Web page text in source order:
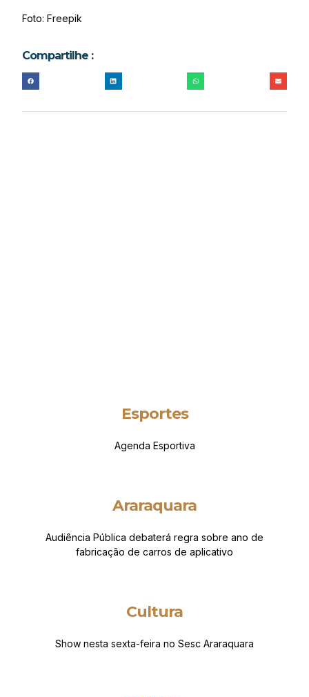
Foto: Freepik
Compartilhe :
Esportes
Agenda Esportiva
Araraquara
Audiência Pública debaterá regra sobre ano de
fabricação de carros de aplicativo
Cultura
Show nesta sexta-feira no Sesc Araraquara